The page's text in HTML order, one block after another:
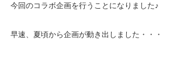
今回のコラボ企画を行うことになりました♪
早速、夏頃から企画が動き出しました・・・